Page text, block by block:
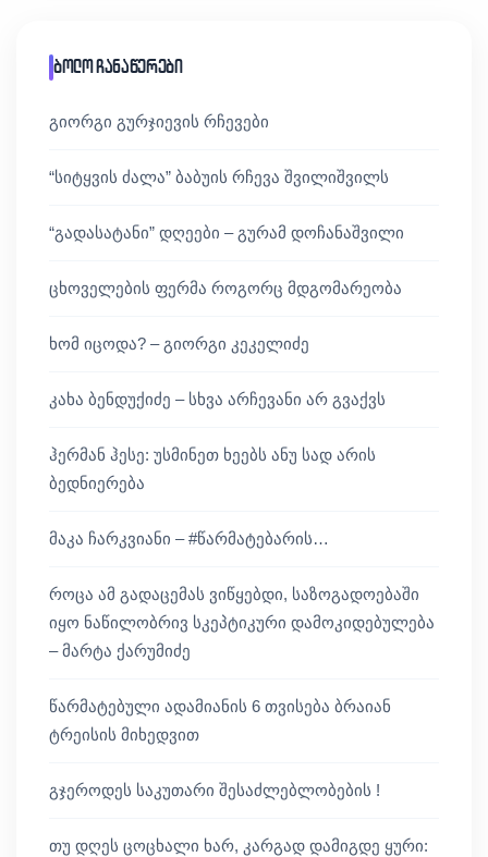
ბოლო ჩანაწერები
გიორგი გურჯიევის რჩევები
“სიტყვის ძალა” ბაბუის რჩევა შვილიშვილს
“გადასატანი” დღეები – გურამ დოჩანაშვილი
ცხოველების ფერმა როგორც მდგომარეობა
ხომ იცოდა? – გიორგი კეკელიძე
კახა ბენდუქიძე – სხვა არჩევანი არ გვაქვს
ჰერმან ჰესე: უსმინეთ ხეებს ანუ სად არის
ბედნიერება
მაკა ჩარკვიანი – #წარმატებარის…
როცა ამ გადაცემას ვიწყებდი, საზოგადოებაში
იყო ნაწილობრივ სკეპტიკური დამოკიდებულება
– მარტა ქარუმიძე
წარმატებული ადამიანის 6 თვისება ბრაიან
ტრეისის მიხედვით
გჯეროდეს საკუთარი შესაძლებლობების !
თუ დღეს ცოცხალი ხარ, კარგად დამიგდე ყური: